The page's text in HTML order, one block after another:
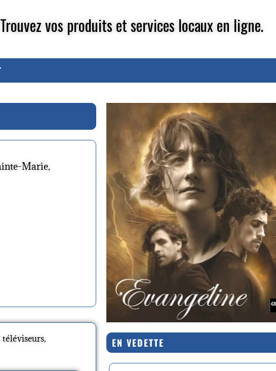
Trouvez vos produits et services locaux en ligne.
Marie,
EN VEDETTE